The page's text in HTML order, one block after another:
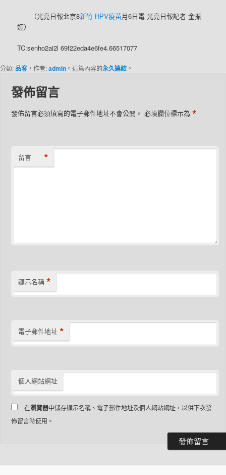
（光亮日報北京8新竹 HPV疫苗月6日電 光亮日報記者 金振
婭）
TC:senho2ai2l 69f22eda4e6fe4.66517077
分類: 品客 ，作者:admin 。這篇內容的永久連結 。
發佈留言
發佈留言必須填寫的電子郵件地址不會公開。 必填欄位標示為*
留言 *
顯示名稱 *
電子郵件地址 *
個人網站網址
在瀏覽器中儲存顯示名稱、電子郵件地址及個人網站網址，以供下次發
佈留言時使用。